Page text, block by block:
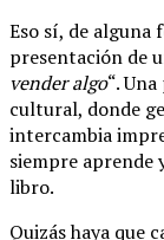
Eso sí, de alguna
presentación de
vender algo“.
cultural, donde
intercambia
siempre aprende
libro.
Quizás haya que